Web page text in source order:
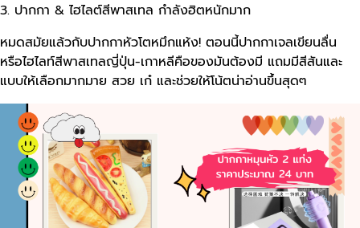
3. ปากกา & ไฮไลต์สีพาสเทล กำลังฮิตหนักมาก
หมดสมัยแล้วกับปากกาหัวโตหมึกแห้ง! ตอนนี้ปากกาเจลเขียนลื่น
หรือไฮไลท์สีพาสเทลญี่ปุ่น-เกาหลีคือของมันต้องมี แถมมีสีสันและ
แบบให้เลือกมากมาย สวย เก๋ และช่วยให้โน้ตน่าอ่านขึ้นสุดๆ